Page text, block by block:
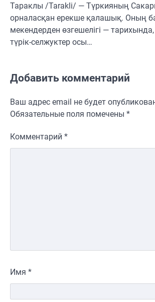
Тараклы /Tarakli/ — Түркияның
орналасқан ерекше қалашық. Оның
мекендерден өзгешелігі —
түрік-селжуктер осы…
Добавить комментарий
Ваш адрес email не будет
Обязательные поля помечены *
Комментарий *
Имя *